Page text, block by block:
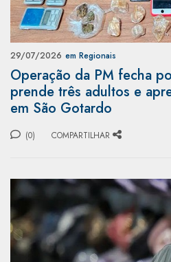
29/07/2026 em Regionais
Operação da PM fecha
prende três adultos e
em São Gotardo
(0) COMPARTILHAR